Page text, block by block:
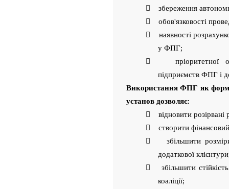
 збереження
 обов'язковості
 наявності
у ФПГ;
 пріоритетної
підприємств ФПГ і
Використання ФПГ як
установ дозволяє:
 відновити розірвані
 створити фінансовий
 збільшити розміри
додаткової
 збільшити стійкість
коаліції;